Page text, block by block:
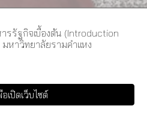
รรัฐกิจเบื้องต้น (Introduction
หาวิทยาลัยรามคำแหง
เปิดเว็บไซต์